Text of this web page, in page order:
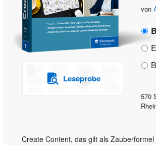
Leseprobe
von
570
Create Content, das gilt als